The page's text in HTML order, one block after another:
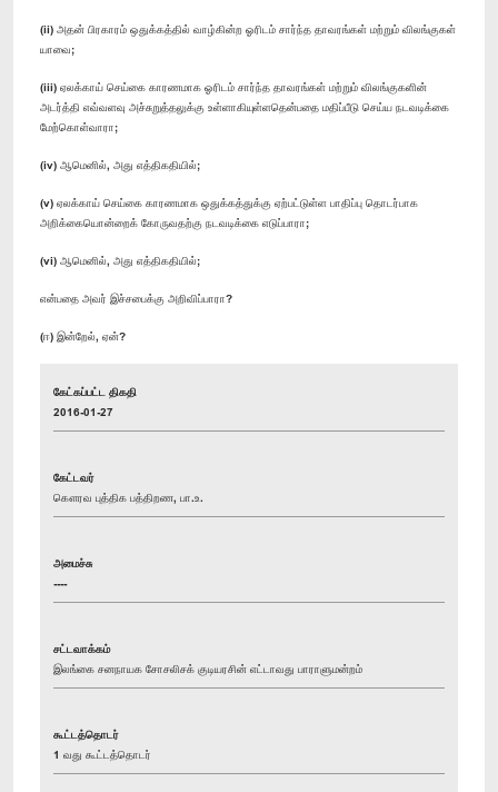
(ii) அதன் பிரகாரம் ஒதுக்கத்தில் வாழ்கின்ற ஓரிடம் சார்ந்த தாவரங்கள் மற்றும் விலங்குகள்
யாவை;
(iii) ஏலக்காய் செய்கை காரணமாக ஓரிடம் சார்ந்த தாவரங்கள் மற்றும் விலங்குகளின்
அடர்த்தி எவ்வளவு அச்சுறுத்தலுக்கு உள்ளாகியுள்ளதென்பதை மதிப்பீடு செய்ய நடவடிக்கை
மேற்கொள்வாரா;
(iv) ஆமெனில், அது எத்திகதியில்;
(v) ஏலக்காய் செய்கை காரணமாக ஒதுக்கத்துக்கு ஏற்பட்டுள்ள பாதிப்பு தொடர்பாக
அறிக்கையொன்றைக் கோருவதற்கு நடவடிக்கை எடுப்பாரா;
(vi) ஆமெனில், அது எத்திகதியில்;
என்பதை அவர் இச்சபைக்கு அறிவிப்பாரா?
(ஈ) இன்றேல், ஏன்?
கேட்கப்பட்ட திகதி
2016-01-27
கேட்டவர்
கௌரவ புத்திக பத்திறண, பா.உ.
அமைச்சு
----
சட்டவாக்கம்
இலங்கை சனநாயக சோசலிசக் குடியரசின் எட்டாவது பாராளுமன்றம்
கூட்டத்தொடர்
1 வது கூட்டத்தொடர்